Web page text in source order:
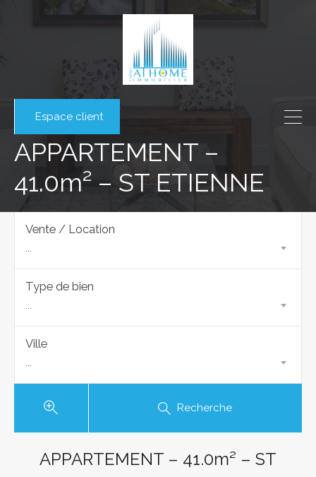
Espace client
APPARTEMENT –
41.0m² – ST ETIENNE
Vente / Location
...
Type de bien
...
Ville
...
Recherche
APPARTEMENT – 41.0m² – ST